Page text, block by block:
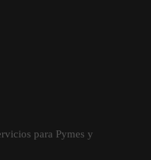
para Pymes y